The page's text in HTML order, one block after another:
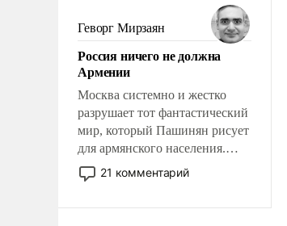
Сложившаяся ситуация
означает многолетний период
уязвимости США, например,
перед Китаем.
Геворг Мирзаян
Россия ничего не должна
Армении
Москва системно и жестко
разрушает тот фантастический
мир, который Пашинян рисует
для армянского населения.
Мир, где политические
прожекты будут безусловно
21 комментарий